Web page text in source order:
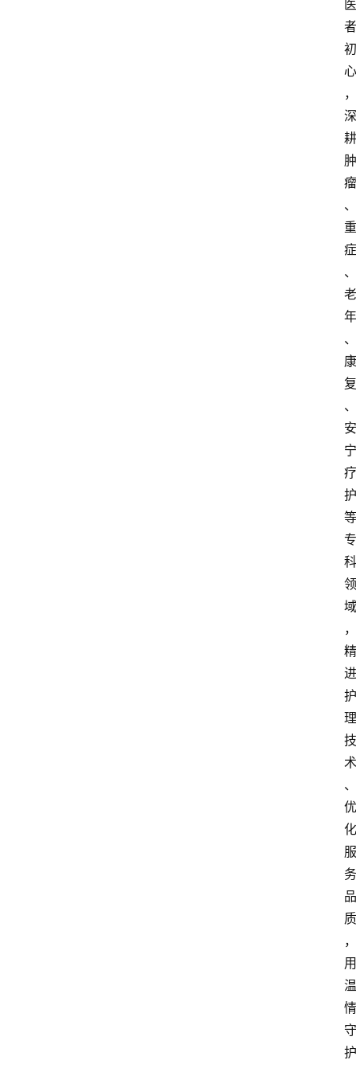
医
者
初
心
，
深
耕
肿
瘤
、
重
症
、
老
年
、
康
复
、
安
宁
疗
护
等
专
科
领
域
，
精
进
护
理
技
术
、
优
化
服
务
品
质
，
用
温
情
守
护